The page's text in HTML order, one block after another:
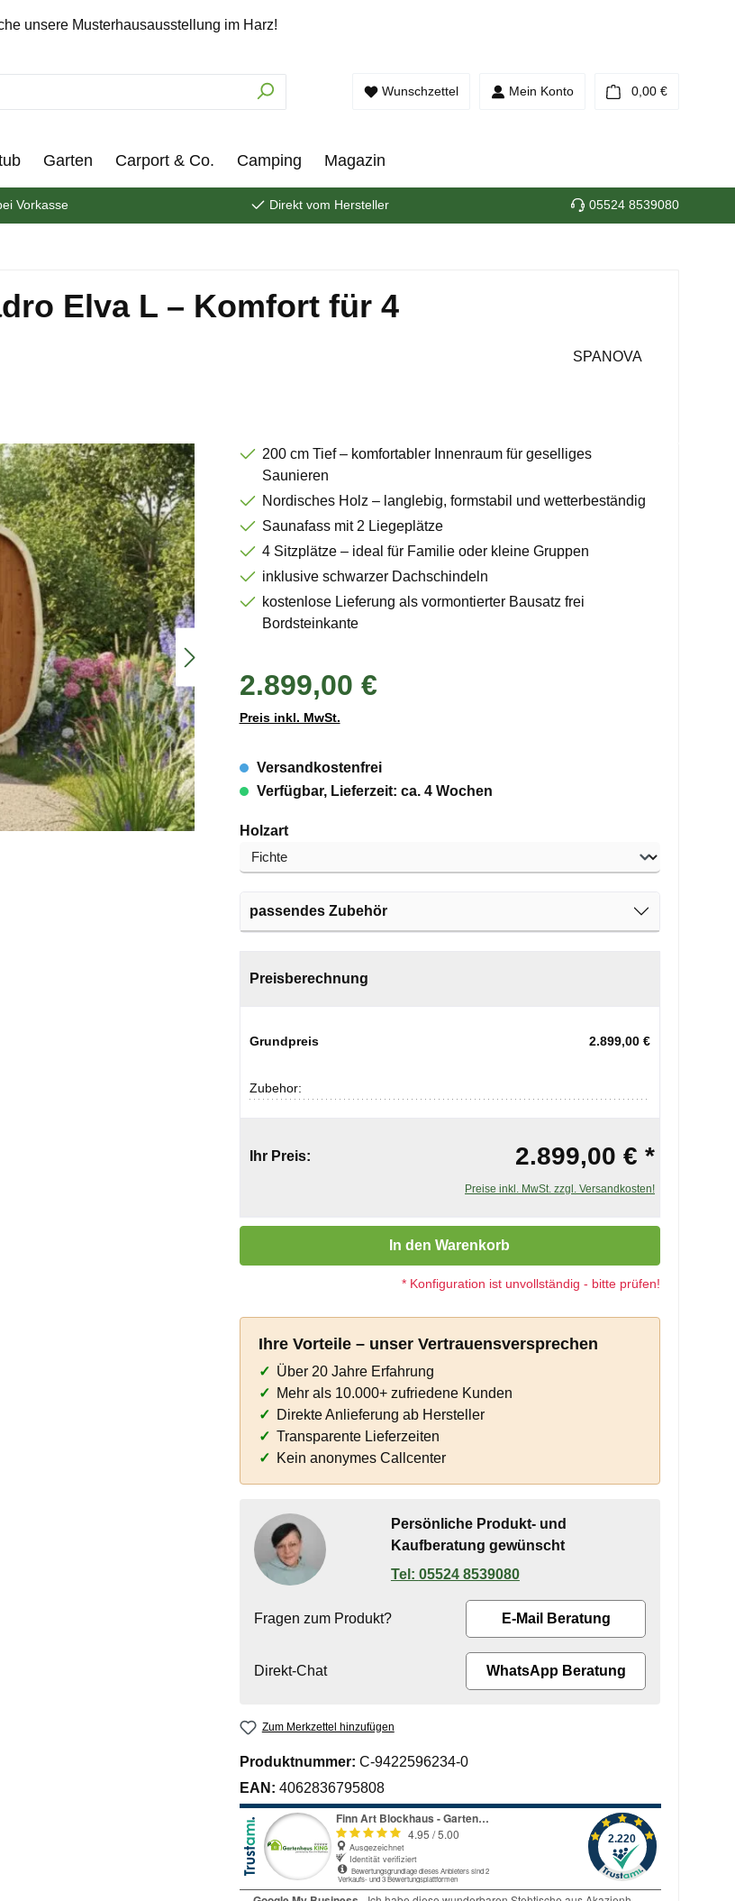
unsere Musterhausausstellung im Harz!
Wunschzettel Mein Konto 0,00 €Warenkorb
Garten Carport & Co. Camping Magazin
Vorkasse Direkt vom Hersteller 05524 8539080
Elva L – Komfort für 4
SPANOVA
200 cm Tief – komfortabler Innenraum für geselliges
Saunieren
Nordisches Holz – langlebig, formstabil und wetterbeständig
Saunafass mit 2 Liegeplätze
4 Sitzplätze – ideal für Familie oder kleine Gruppen
inklusive schwarzer Dachschindeln
kostenlose Lieferung als vormontierter Bausatz frei
Bordsteinkante
2.899,00 €
Preis inkl. MwSt.
Versandkostenfrei
Verfügbar, Lieferzeit: ca. 4 Wochen
Holzartauswählen
passendes Zubehör
Preisberechnung
Grundpreis 2.899,00 €
Zubehor:
Ihr Preis: 2.899,00 € *
Preise inkl. MwSt. zzgl. Versandkosten!
Produkt Anzahl: Gib den gewünschten Wert ein oder benutze die Schaltflächen um
In den Warenkorb
* Konfiguration ist unvollständig - bitte prüfen!
Ihre Vorteile – unser Vertrauensversprechen
Über 20 Jahre Erfahrung
Mehr als 10.000+ zufriedene Kunden
Direkte Anlieferung ab Hersteller
Transparente Lieferzeiten
Kein anonymes Callcenter
Persönliche Produkt- und
Kaufberatung gewünscht
05524 8539080
Fragen zum Produkt? E-Mail Beratung
Direkt-Chat WhatsApp Beratung
Zum Merkzettel hinzufügen
Produktnummer: C-9422596234-0
EAN: 4062836795808